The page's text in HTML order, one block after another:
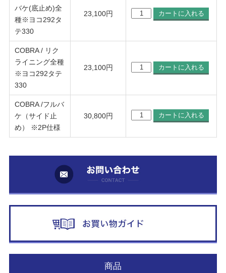
バケ(底止め)全
種※ヨコ292タ
テ330
23,100円
COBRA / リク
ライニング全種
※ヨコ292タテ
330
23,100円
COBRA /フルバ
ケ（サイド止
め） ※2P仕様
30,800円
商品